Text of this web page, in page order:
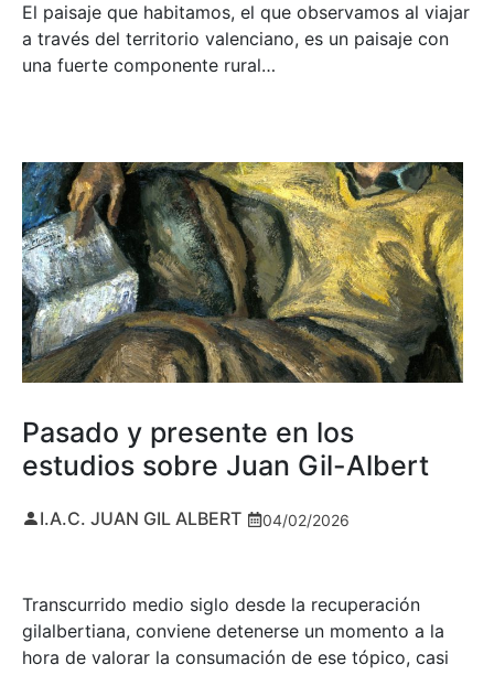
El paisaje que habitamos, el que observamos al viajar
a través del territorio valenciano, es un paisaje con
una fuerte componente rural…
Pasado y presente en los
estudios sobre Juan Gil-Albert
I.A.C. JUAN GIL ALBERT 04/02/2026
Transcurrido medio siglo desde la recuperación
gilalbertiana, conviene detenerse un momento a la
hora de valorar la consumación de ese tópico, casi